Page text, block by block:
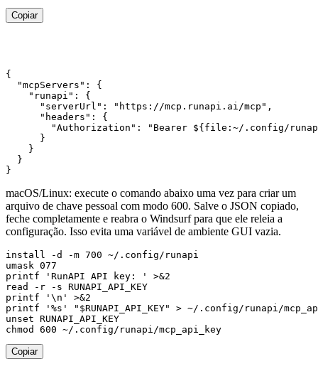
Copiar
{
  "mcpServers": {
    "runapi": {
      "serverUrl": "https://mcp.runapi.ai/mcp",
      "headers": {
"Authorization": "Bearer ${file:~/.config/
      }
    }
  }
}
macOS/Linux: execute o comando abaixo uma vez para criar um
arquivo de chave pessoal com modo 600. Salve o JSON copiado,
feche completamente e reabra o Windsurf para que ele releia a
configuração. Isso evita uma variável de ambiente GUI vazia.
install -d -m 700 ~/.config/runapi
umask 077
printf 'RunAPI API key: ' >&2
read -r -s RUNAPI_API_KEY
printf '\n' >&2
printf '%s' "$RUNAPI_API_KEY" > ~/.config/runapi/
unset RUNAPI_API_KEY
chmod 600 ~/.config/runapi/mcp_api_key
Copiar